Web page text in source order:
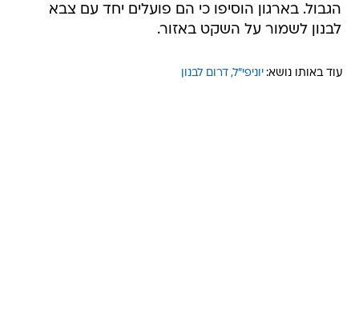
הגבול. בארגון הוסיפו כי הם פועלים יחד עם צבא
לבנון לשמור על השקט באזור.
עוד באותו נושא: יוניפי"ל דרום לבנון